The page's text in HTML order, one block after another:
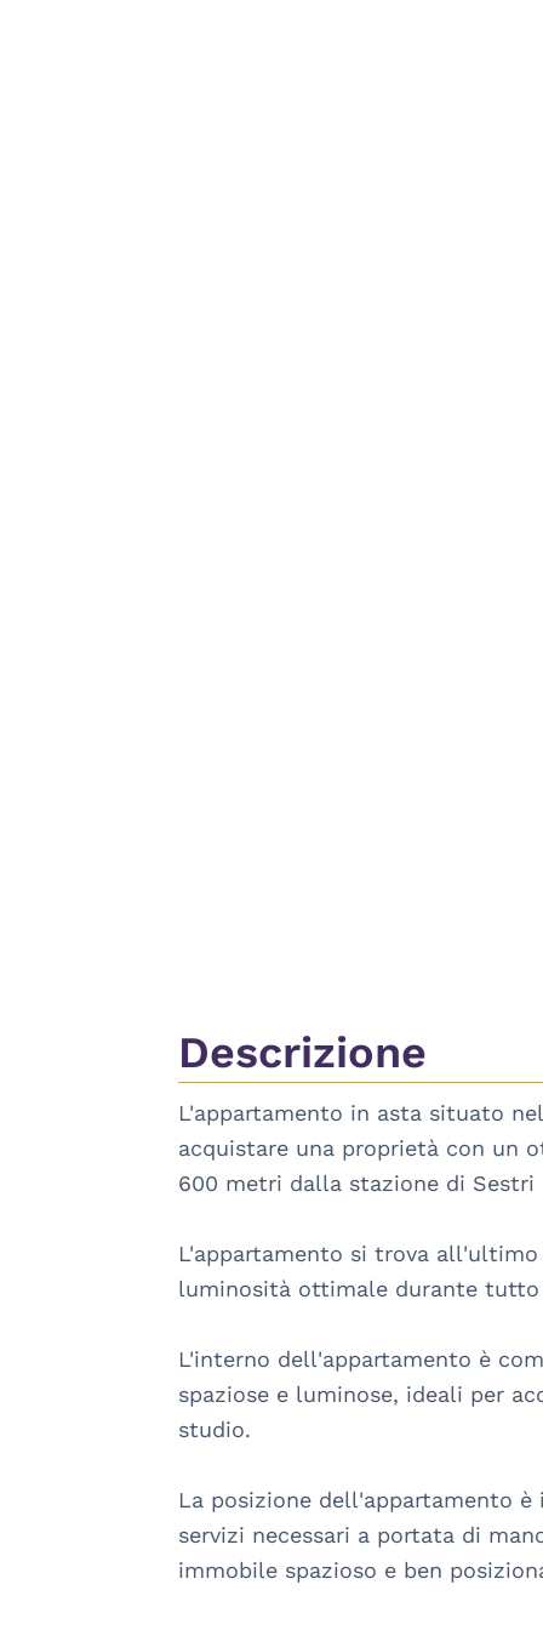
Descrizione
L'appartamento in asta situato
acquistare una proprietà con un
600 metri dalla stazione di
L'appartamento si trova
luminosità ottimale durante
L'interno dell'appartamento è
spaziose e luminose, ideali per
studio.
La posizione dell'appartamento
servizi necessari a portata di
immobile spazioso e ben